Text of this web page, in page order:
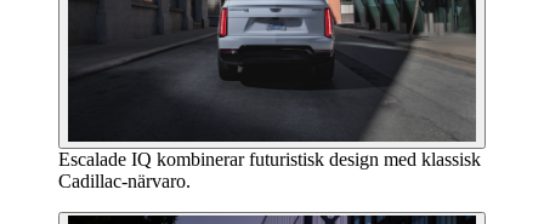
Escalade IQ kombinerar futuristisk design med klassisk
Cadillac-närvaro.